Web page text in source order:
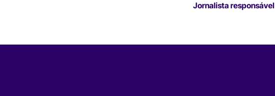
Jornalista responsável